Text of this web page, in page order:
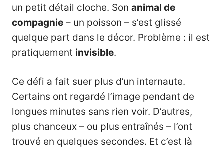
un petit détail cloche. Son animal de
compagnie – un poisson – s’est glissé
quelque part dans le décor. Problème : il est
pratiquement invisible.
Ce défi a fait suer plus d’un internaute.
Certains ont regardé l’image pendant de
longues minutes sans rien voir. D’autres,
plus chanceux – ou plus entraînés – l’ont
trouvé en quelques secondes. Et c’est là